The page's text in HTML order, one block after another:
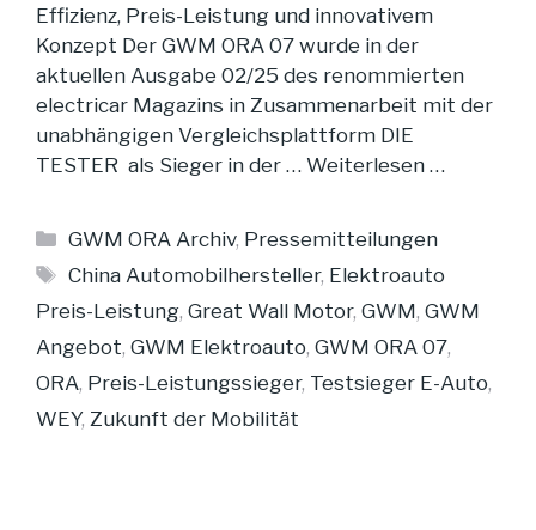
Effizienz, Preis-Leistung und innovativem
Konzept Der GWM ORA 07 wurde in der
aktuellen Ausgabe 02/25 des renommierten
electricar Magazins in Zusammenarbeit mit der
unabhängigen Vergleichsplattform DIE
TESTER als Sieger in der … Weiterlesen …
Kategorien
GWM ORA Archiv, Pressemitteilungen
Schlagwörter
China Automobilhersteller, Elektroauto
Preis-Leistung, Great Wall Motor, GWM, GWM
Angebot, GWM Elektroauto, GWM ORA 07,
ORA, Preis-Leistungssieger, Testsieger E-Auto,
WEY, Zukunft der Mobilität